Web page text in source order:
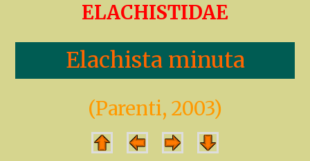
ELACHISTIDAE
Elachista minuta
(Parenti, 2003)